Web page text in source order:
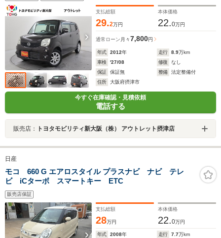
支払総額
29.2万円
本体価格
22.0万円
通常ローン 月々7,800円
年式 2012年 走行 8.9万km
車検
'27/08 修復
なし
保証
保証無 整備
法定整備付
住所
大阪府摂津市
今すぐ在庫確認・見積依頼
電話する
販売店： トヨタモビリティ新大阪（株） アウトレット摂津店
日産
モコ 660 G エアロスタイル プラスナビ ナビ テレ
ビ iCターボ スマートキー ETC
販売店保証
支払総額
28万円
本体価格
22.0万円
年式 2008年 走行 7.7万km